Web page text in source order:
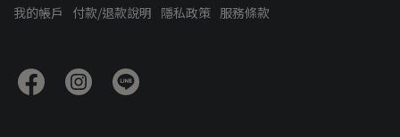
我的帳戶 付款/退款說明 隱私政策 服務條款